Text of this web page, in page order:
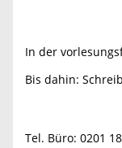
In der
Bis dahin:
Tel. Büro: 0201